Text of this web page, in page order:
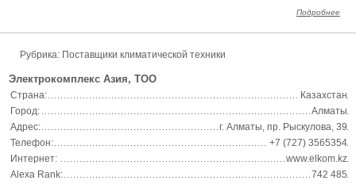
Подробнее
Рубрика: Поставщики климатической техники
Электрокомплекс Азия, ТОО
Страна:
Казахстан
Город:
Алматы
Адрес:
г. Алматы, пр. Рыскулова, 39
Телефон:
+7 (727) 3565354
Интернет:
www.elkom.kz
Alexa Rank:
742 485